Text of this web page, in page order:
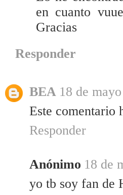
en cuanto
Gracias
Responder
BEA 18 de
Este comentario
Responder
Anónimo 18 de
yo tb soy fan de